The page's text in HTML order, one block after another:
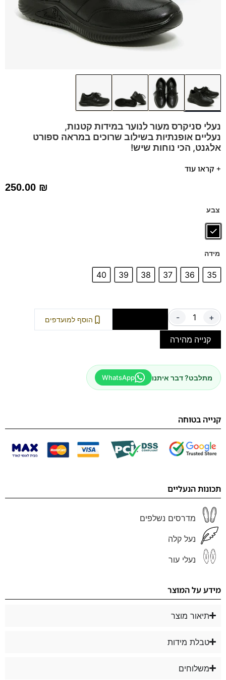
נעלי סניקרס מעור לנוער במידות קטנות,
נעליים אופנתיות בשילוב שרוכים במראה ספורט
אלגנט, הכי נוחות שיש!
נעלי הסניקרס של פרנקו בן ידועות באיכות החומרים הגבוהה
דגם זה מגיע גם במידות 39-46 לחץ כאן
דגם זה מגיע גם במידות 47-48, לחץ כאן
+ קראו עוד
250.00 ₪
צבע
מידה
35
36
37
38
39
40
- + הוסף למועדפים
קנייה מהירה
מתלבט? דבר איתנו WhatsApp
קנייה בטוחה
תכונות הנעליים
מדרסים נשלפים
נעל קלה
נעלי עור
מידע על המוצר
תיאור מוצר
טבלת מידות
משלוחים